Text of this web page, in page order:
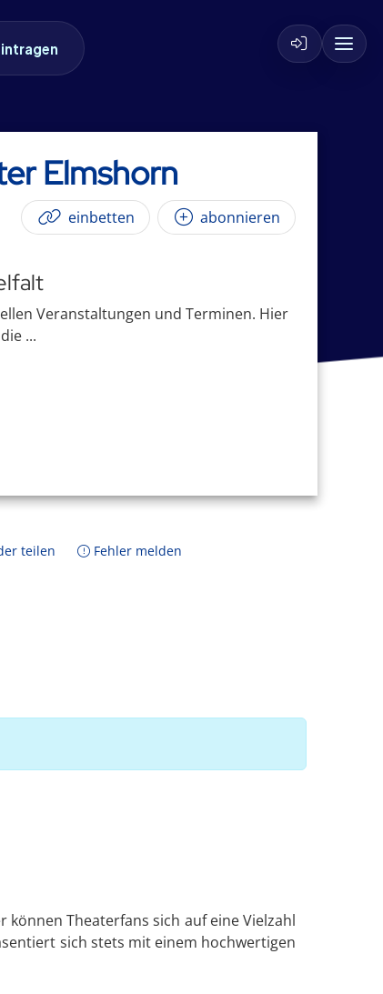
Elmshorn
einbetten abonnieren
Veranstaltungen und Terminen. Hier
...
teilen Fehler melden
Theaterfans sich auf eine Vielzahl
sich stets mit einem hochwertigen